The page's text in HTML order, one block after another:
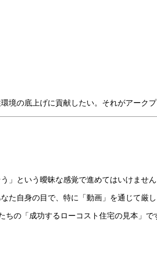
境の底上げに貢献したい。それがアークプ
」という曖昧な感覚で進めてはいけません
自身の目で、特に「動画」を通じて厳し
の「成功するローコスト住宅の見本」で